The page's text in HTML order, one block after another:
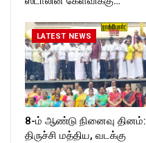
LATEST NEWS
8-ம் ஆண்டு நினைவு தினம்:
திருச்சி மத்திய, வடக்கு